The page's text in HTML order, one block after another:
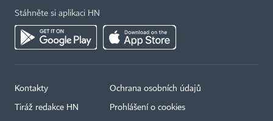
Stáhněte si aplikaci HN
Kontakty
Tiráž redakce HN
Ochrana osobních údajů
Prohlášení o cookies